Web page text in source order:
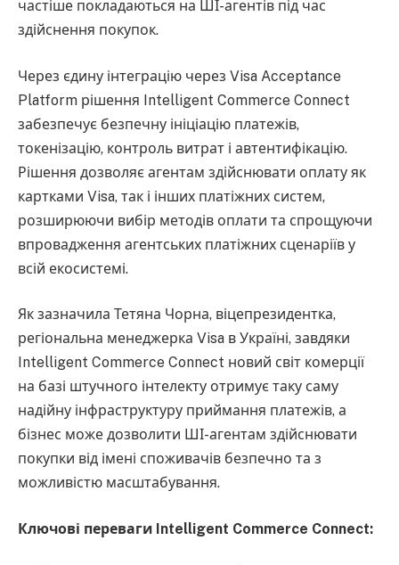
частіше покладаються на ШІ-агентів під час
здійснення покупок.
Через єдину інтеграцію через Visa Acceptance
Platform рішення Intelligent Commerce Connect
забезпечує безпечну ініціацію платежів,
токенізацію, контроль витрат і автентифікацію.
Рішення дозволяє агентам здійснювати оплату як
картками Visa, так і інших платіжних систем,
розширюючи вибір методів оплати та спрощуючи
впровадження агентських платіжних сценаріїв у
всій екосистемі.
Як зазначила Тетяна Чорна, віцепрезидентка,
регіональна менеджерка Visa в Україні, завдяки
Intelligent Commerce Connect новий світ комерції
на базі штучного інтелекту отримує таку саму
надійну інфраструктуру приймання платежів, а
бізнес може дозволити ШІ-агентам здійснювати
покупки від імені споживачів безпечно та з
можливістю масштабування.
Ключові переваги Intelligent Commerce Connect: